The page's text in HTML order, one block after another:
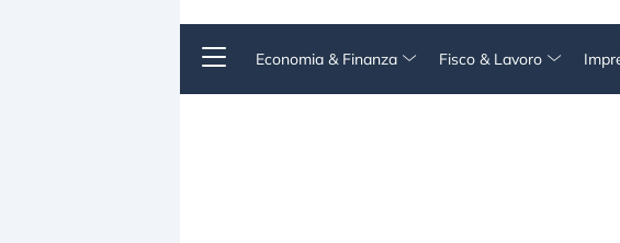
Economia & Finanza Fisco & Lavoro